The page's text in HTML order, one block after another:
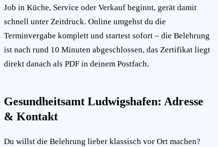
Job in Küche, Service oder Verkauf beginnt, gerät damit
schnell unter Zeitdruck. Online umgehst du die
Terminvergabe komplett und startest sofort – die Belehrung
ist nach rund 10 Minuten abgeschlossen, das Zertifikat liegt
direkt danach als PDF in deinem Postfach.
Gesundheitsamt Ludwigshafen: Adresse
& Kontakt
Du willst die Belehrung lieber klassisch vor Ort machen?